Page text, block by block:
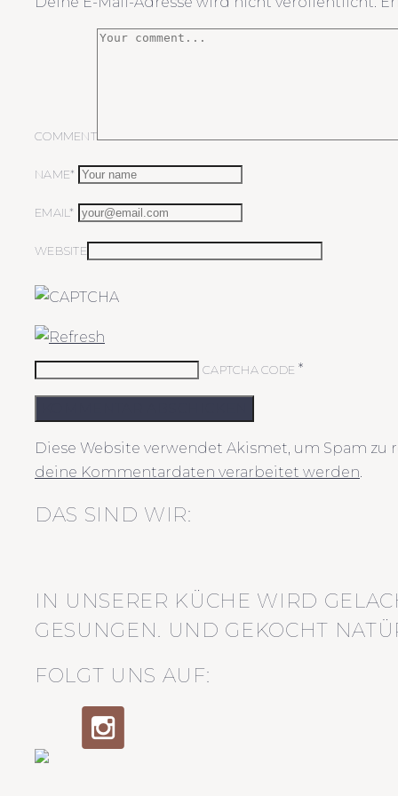
COMMENT
NAME*
EMAIL*
WEBSITE
CAPTCHA CODE *
Diese Website verwendet Akismet, um Spam zu
deine Kommentardaten verarbeitet werden.
DAS SIND WIR:
IN UNSERER KÜCHE WIRD
GESUNGEN. UND GEKOCHT
FOLGT UNS AUF: